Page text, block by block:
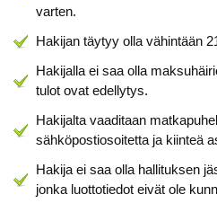
varten.
Hakijan täytyy olla vähintään
Hakijalla ei saa olla
tulot ovat edellytys.
Hakijalta vaaditaan
sähköpostiosoitetta ja kiinteä
Hakija ei saa olla hallituksen
jonka luottotiedot eivät ole